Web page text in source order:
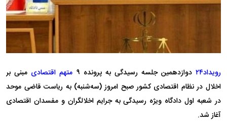
رویداد۲۴ دوازدهمین جلسه رسیدگی به پرونده ۹ متهم اقتصادی مبنی بر
اخلال در نظام اقتصادی کشور صبح امروز (سه‌شنبه) به ریاست قاضی موحد
در شعبه اول دادگاه ویژه رسیدگی به جرایم اخلالگران و مفسدان اقتصادی
آغاز شد.